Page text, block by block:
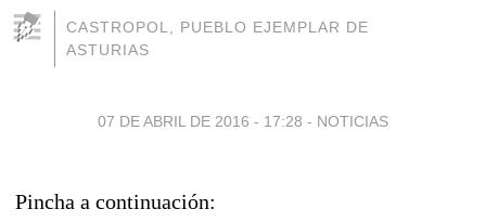
CASTROPOL, PUEBLO EJEMPLAR DE
ASTURIAS
07 DE ABRIL DE 2016 - 17:28 - NOTICIAS
Pincha a continuación: